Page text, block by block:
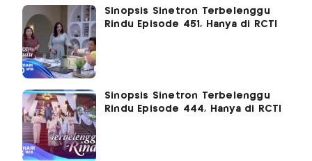
Sinopsis Sinetron Terbelenggu
Rindu Episode 451, Hanya di RCTI
Sinopsis Sinetron Terbelenggu
Rindu Episode 444, Hanya di RCTI